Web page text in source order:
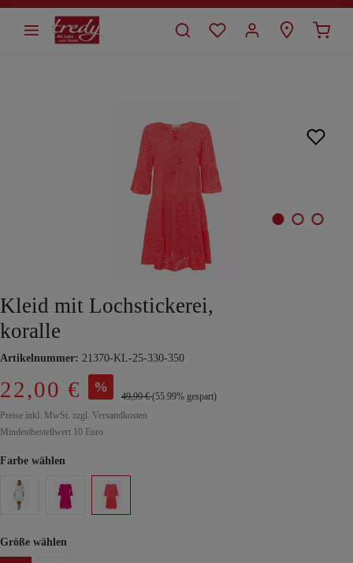
springen
Kleid mit Lochstickerei,
koralle
Artikelnummer: 21370-KL-25-330-350
22,00 € %
49,99 €(55.99% gespart)
Preise inkl. MwSt. zzgl. Versandkosten
Mindestbestellwert 10 Euro
Farbe wählen
Größe wählen